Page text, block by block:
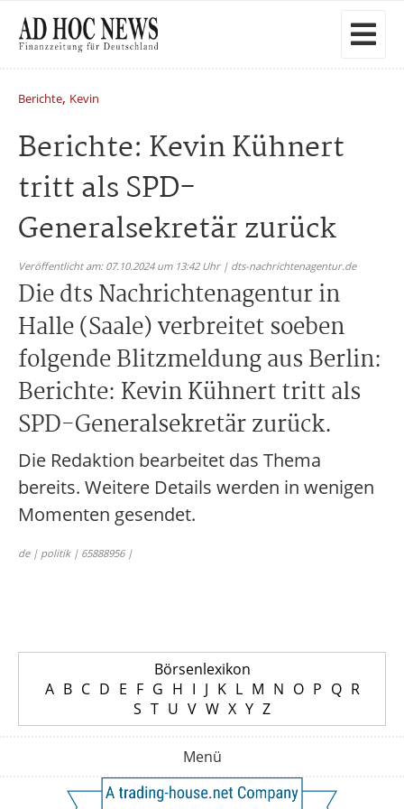
Berichte, Kevin
Berichte: Kevin Kühnert
tritt als SPD-
Generalsekretär zurück
Veröffentlicht am: 07.10.2024 um 13:42 Uhr | dts-nachrichtenagentur.de
Die dts Nachrichtenagentur in
Halle (Saale) verbreitet soeben
folgende Blitzmeldung aus Berlin:
Berichte: Kevin Kühnert tritt als
SPD-Generalsekretär zurück.
Die Redaktion bearbeitet das Thema
bereits. Weitere Details werden in wenigen
Momenten gesendet.
de | politik | 65888956 |
Börsenlexikon
A B C D E F G H I J K L M N O P Q R
S T U V W X Y Z
Menü